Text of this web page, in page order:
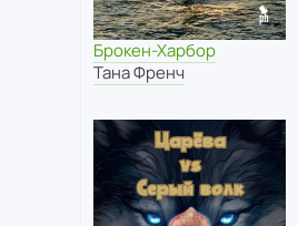
Брокен-Харбор
Тана Френч